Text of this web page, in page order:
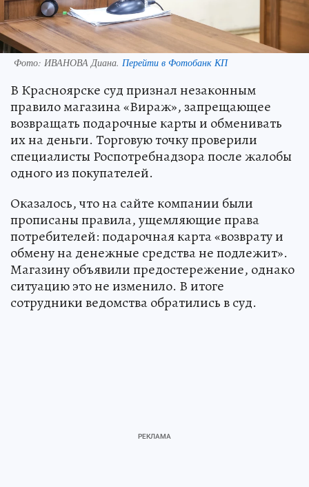
Фото: ИВАНОВА Диана. Перейти в Фотобанк КП
В Красноярске суд признал незаконным
правило магазина «Вираж», запрещающее
возвращать подарочные карты и обменивать
их на деньги. Торговую точку проверили
специалисты Роспотребнадзора после жалобы
одного из покупателей.
Оказалось, что на сайте компании были
прописаны правила, ущемляющие права
потребителей: подарочная карта «возврату и
обмену на денежные средства не подлежит».
Магазину объявили предостережение, однако
ситуацию это не изменило. В итоге
сотрудники ведомства обратились в суд.